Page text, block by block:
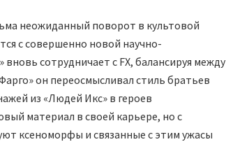
неожиданный поворот в культовой
с совершенно новой научно-
сотрудничает с FX, балансируя между
он переосмысливал стиль братьев
из «Людей Икс» в героев
материал в своей карьере, но с
ксеноморфы и связанные с этим ужасы